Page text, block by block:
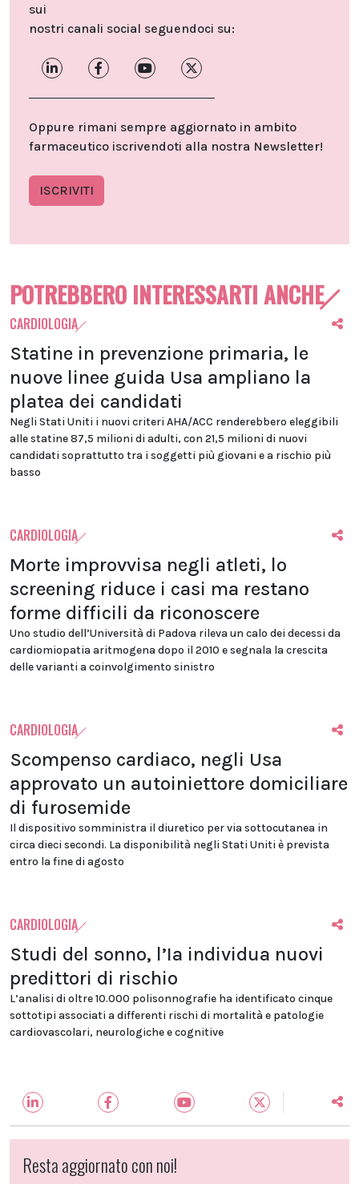
sui
nostri canali social seguendoci su:
Oppure rimani sempre aggiornato in ambito
farmaceutico iscrivendoti alla nostra Newsletter!
ISCRIVITI
POTREBBERO INTERESSARTI ANCHE
CARDIOLOGIA
Statine in prevenzione primaria, le
nuove linee guida Usa ampliano la
platea dei candidati
Negli Stati Uniti i nuovi criteri AHA/ACC renderebbero eleggibili
alle statine 87,5 milioni di adulti, con 21,5 milioni di nuovi
candidati soprattutto tra i soggetti più giovani e a rischio più
basso
CARDIOLOGIA
Morte improvvisa negli atleti, lo
screening riduce i casi ma restano
forme difficili da riconoscere
Uno studio dell’Università di Padova rileva un calo dei decessi da
cardiomiopatia aritmogena dopo il 2010 e segnala la crescita
delle varianti a coinvolgimento sinistro
CARDIOLOGIA
Scompenso cardiaco, negli Usa
approvato un autoiniettore domiciliare
di furosemide
Il dispositivo somministra il diuretico per via sottocutanea in
circa dieci secondi. La disponibilità negli Stati Uniti è prevista
entro la fine di agosto
CARDIOLOGIA
Studi del sonno, l’Ia individua nuovi
predittori di rischio
L’analisi di oltre 10.000 polisonnografie ha identificato cinque
sottotipi associati a differenti rischi di mortalità e patologie
cardiovascolari, neurologiche e cognitive
Resta aggiornato con noi!